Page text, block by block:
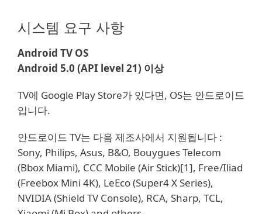
시스템 요구 사항
Android TV OS
Android 5.0 (API level 21) 이상
TV에 Google Play Store가 있다면, OS는 안드로이드
입니다.
안드로이드 TV는 다음 제조사에서 지원됩니다 :
Sony, Philips, Asus, B&O, Bouygues Telecom
(Bbox Miami), CCC Mobile (Air Stick)[1], Free/Iliad
(Freebox Mini 4K), LeEco (Super4 X Series),
NVIDIA (Shield TV Console), RCA, Sharp, TCL,